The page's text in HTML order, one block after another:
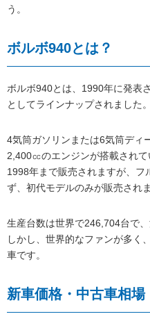
う。
ボルボ940とは？
ボルボ940とは、1990年に発表
としてラインナップされました。
4気筒ガソリンまたは6気筒ディ
2,400㏄のエンジンが搭載されて
1998年まで販売されますが、フ
ず、初代モデルのみが販売されま
生産台数は世界で246,704台で
しかし、世界的なファンが多く
車です。
新車価格・中古車相場